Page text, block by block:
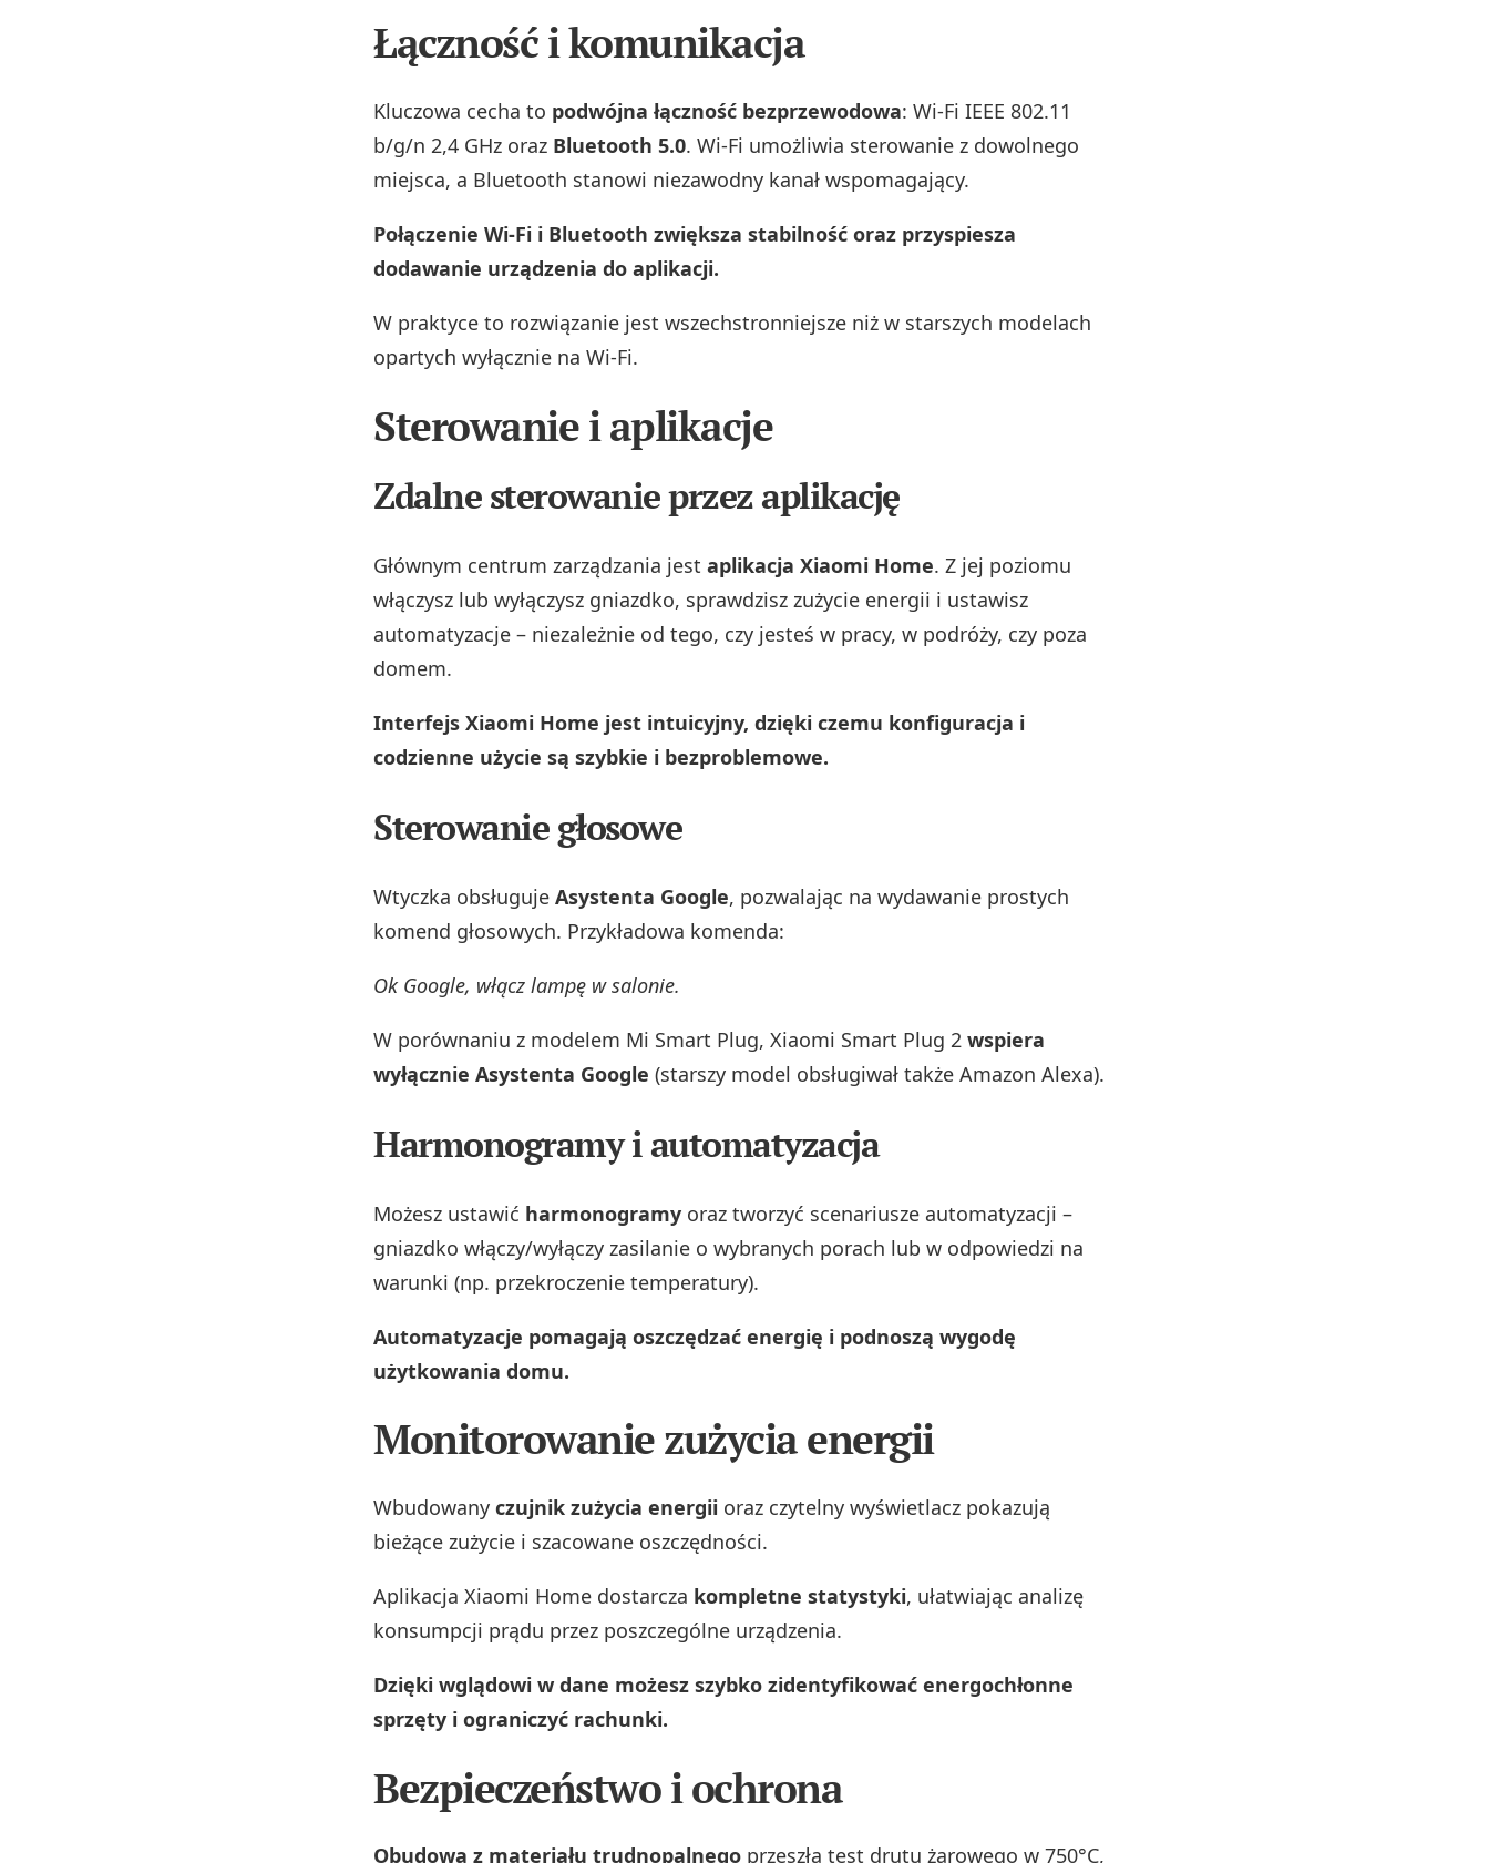
Łączność i komunikacja
Kluczowa cecha to podwójna łączność bezprzewodowa: Wi‑Fi IEEE 802.11
b/g/n 2,4 GHz oraz Bluetooth 5.0. Wi‑Fi umożliwia sterowanie z dowolnego
miejsca, a Bluetooth stanowi niezawodny kanał wspomagający.
Połączenie Wi‑Fi i Bluetooth zwiększa stabilność oraz przyspiesza
dodawanie urządzenia do aplikacji.
W praktyce to rozwiązanie jest wszechstronniejsze niż w starszych modelach
opartych wyłącznie na Wi‑Fi.
Sterowanie i aplikacje
Zdalne sterowanie przez aplikację
Głównym centrum zarządzania jest aplikacja Xiaomi Home. Z jej poziomu
włączysz lub wyłączysz gniazdko, sprawdzisz zużycie energii i ustawisz
automatyzacje – niezależnie od tego, czy jesteś w pracy, w podróży, czy poza
domem.
Interfejs Xiaomi Home jest intuicyjny, dzięki czemu konfiguracja i
codzienne użycie są szybkie i bezproblemowe.
Sterowanie głosowe
Wtyczka obsługuje Asystenta Google, pozwalając na wydawanie prostych
komend głosowych. Przykładowa komenda:
Ok Google, włącz lampę w salonie.
W porównaniu z modelem Mi Smart Plug, Xiaomi Smart Plug 2 wspiera
wyłącznie Asystenta Google (starszy model obsługiwał także Amazon Alexa).
Harmonogramy i automatyzacja
Możesz ustawić harmonogramy oraz tworzyć scenariusze automatyzacji –
gniazdko włączy/wyłączy zasilanie o wybranych porach lub w odpowiedzi na
warunki (np. przekroczenie temperatury).
Automatyzacje pomagają oszczędzać energię i podnoszą wygodę
użytkowania domu.
Monitorowanie zużycia energii
Wbudowany czujnik zużycia energii oraz czytelny wyświetlacz pokazują
bieżące zużycie i szacowane oszczędności.
Aplikacja Xiaomi Home dostarcza kompletne statystyki, ułatwiając analizę
konsumpcji prądu przez poszczególne urządzenia.
Dzięki wglądowi w dane możesz szybko zidentyfikować energochłonne
sprzęty i ograniczyć rachunki.
Bezpieczeństwo i ochrona
Obudowa z materiału trudnopalnego przeszła test drutu żarowego w 750°C,